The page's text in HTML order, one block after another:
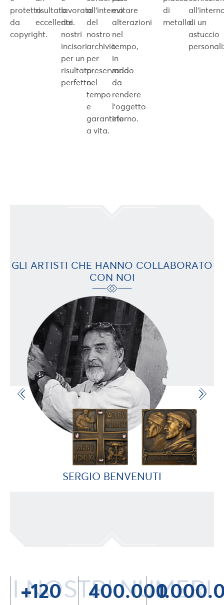
protetto
da
copyright.
risultato
eccellente.
lavorato
dai
nostri
incisori
per un
risultato
perfetto.
all’interno
del
nostro
archivio
per
preservarlo
nel
tempo
e
garantirlo
a vita.
evitare
alterazioni
nel
tempo,
in
modo
da
rendere
l’oggetto
eterno.
di
metallo.di un
astuccio
GLI ARTISTI CHE HANNO COLLABORATO
CON NOI
SERGIO BENVENUTI
I NOSTRI NUMERI
+120 400.000